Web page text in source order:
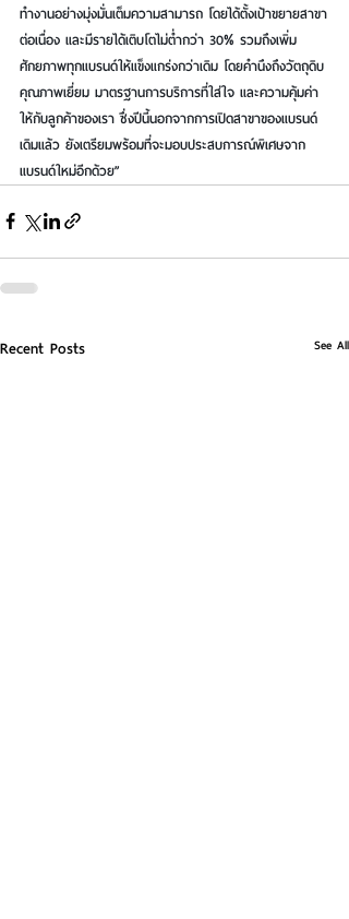
ทำงานอย่างมุ่งมั่นเต็มความสามารถ โดยได้ตั้งเป้าขยายสาขา
ต่อเนื่อง และมีรายได้เติบโตไม่ต่ำกว่า 30% รวมถึงเพิ่ม
ศักยภาพทุกแบรนด์ให้แข็งแกร่งกว่าเดิม โดยคำนึงถึงวัตถุดิบ
คุณภาพเยี่ยม มาตรฐานการบริการที่ใส่ใจ และความคุ้มค่า
ให้กับลูกค้าของเรา ซึ่งปีนี้นอกจากการเปิดสาขาของแบรนด์
เดิมแล้ว ยังเตรียมพร้อมที่จะมอบประสบการณ์พิเศษจาก
แบรนด์ใหม่อีกด้วย”
Recent Posts See All